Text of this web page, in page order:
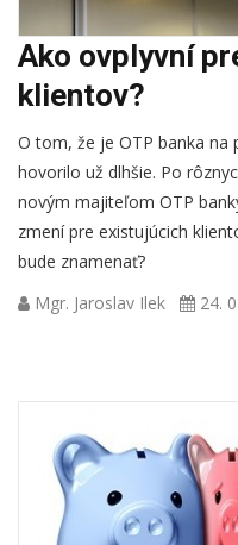
Ako ovplyvní
klientov?
O tom, že je OTP banka na
hovorilo už dlhšie. Po
novým majiteľom OTP
zmení pre existujúcich
bude znamenať?
Mgr. Jaroslav Ilek
24.